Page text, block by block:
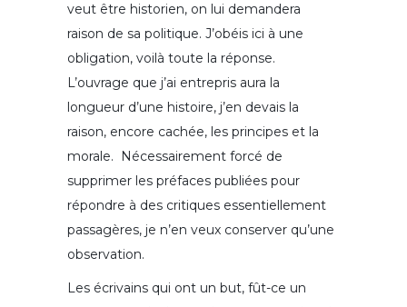
veut être historien, on lui demandera
raison de sa politique. J’obéis ici à une
obligation, voilà toute la réponse.
L’ouvrage que j’ai entrepris aura la
longueur d’une histoire, j’en devais la
raison, encore cachée, les principes et la
morale. Nécessairement forcé de
supprimer les préfaces publiées pour
répondre à des critiques essentiellement
passagères, je n’en veux conserver qu’une
observation.
Les écrivains qui ont un but, fût-ce un